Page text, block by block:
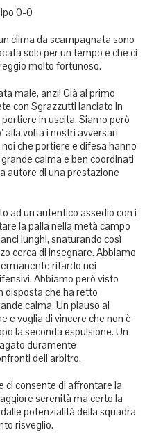
0-0
clima da scampagnata sono
solo per un tempo e che ci
molto fortunoso.
male, anzi! Già al primo
con Sgrazzutti lanciato in
in uscita. Siamo però
alla volta i nostri avversari
che portiere e difesa hanno
calma e ben coordinati
autore di una prestazione
ad un autentico assedio con i
la palla nella metà campo
lunghi, snaturando così
cerca di insegnare. Abbiamo
ritardo nei
Abbiamo però visto
disposta che ha retto
calma. Un plauso al
e voglia di vincere che non è
la seconda espulsione. Un
duramente
dell’arbitro.
ci consente di affrontare la
serenità ma certo la
potenzialità della squadra
risveglio.